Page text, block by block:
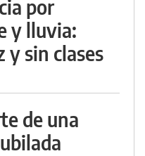
por
y lluvia:
y sin clases
de una